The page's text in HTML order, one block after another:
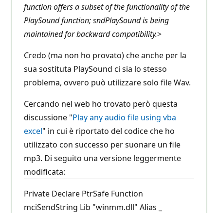
function offers a subset of the functionality of the
PlaySound function; sndPlaySound is being
maintained for backward compatibility.>
Credo (ma non ho provato) che anche per la
sua sostituta PlaySound ci sia lo stesso
problema, ovvero può utilizzare solo file Wav.
Cercando nel web ho trovato però questa
discussione "Play any audio file using vba
excel" in cui è riportato del codice che ho
utilizzato con successo per suonare un file
mp3. Di seguito una versione leggermente
modificata:
Private Declare PtrSafe Function
mciSendString Lib "winmm.dll" Alias _